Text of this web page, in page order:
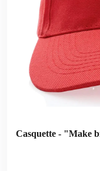
Casquette - "Make